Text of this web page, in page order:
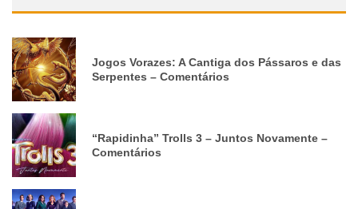
Jogos Vorazes: A Cantiga dos Pássaros e das
Serpentes – Comentários
“Rapidinha” Trolls 3 – Juntos Novamente –
Comentários